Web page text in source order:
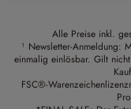
Alle Preise inkl.
¹ Newsletter-Anmeldung:
einmalig einlösbar. Gilt
FSC®-